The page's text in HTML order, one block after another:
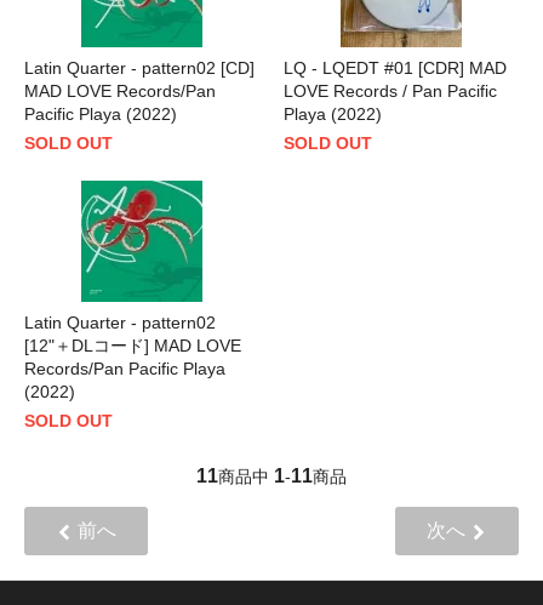
Latin Quarter - pattern02 [CD]
MAD LOVE Records/Pan
Pacific Playa (2022)
SOLD OUT
LQ - LQEDT #01 [CDR] MAD
LOVE Records / Pan Pacific
Playa (2022)
SOLD OUT
Latin Quarter - pattern02
[12"＋DLコード] MAD LOVE
Records/Pan Pacific Playa
(2022)
SOLD OUT
11商品中 1-11商品
前へ 次へ